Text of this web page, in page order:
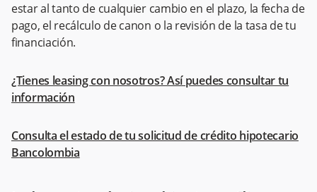
estar al tanto de cualquier cambio en el plazo, la fecha de
pago, el recálculo de canon o la revisión de la tasa de tu
financiación.
¿Tienes leasing con nosotros? Así puedes consultar tu
información
Consulta el estado de tu solicitud de crédito hipotecario
Bancolombia